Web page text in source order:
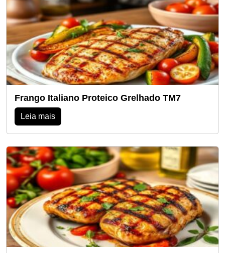
Frango Italiano Proteico Grelhado TM7
Leia mais